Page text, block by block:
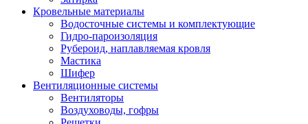
Кровельные материалы
Водосточные системы и комплектующие
Гидро-пароизоляция
Рубероид, наплавляемая кровля
Мастика
Шифер
Вентиляционные системы
Вентиляторы
Воздуховоды, гофры